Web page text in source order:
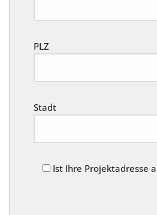
PLZ
Stadt
Ist Ihre Projektadresse